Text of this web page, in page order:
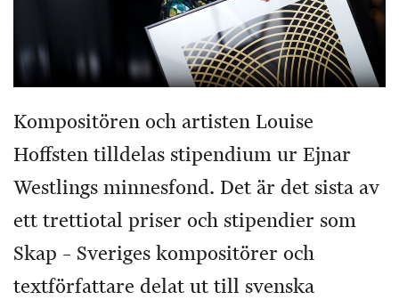
Kompositören och artisten Louise
Hoffsten tilldelas stipendium ur Ejnar
Westlings minnesfond. Det är det sista av
ett trettiotal priser och stipendier som
Skap – Sveriges kompositörer och
textförfattare delat ut till svenska